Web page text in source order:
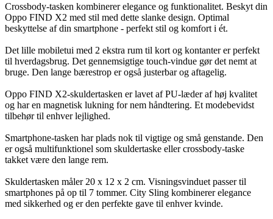
Crossbody-tasken kombinerer elegance og funktionalitet. Beskyt din
Oppo FIND X2 med stil med dette slanke design. Optimal
beskyttelse af din smartphone - perfekt stil og komfort i ét.
Det lille mobiletui med 2 ekstra rum til kort og kontanter er perfekt
til hverdagsbrug. Det gennemsigtige touch-vindue gør det nemt at
bruge. Den lange bærestrop er også justerbar og aftagelig.
Oppo FIND X2-skuldertasken er lavet af PU-læder af høj kvalitet
og har en magnetisk lukning for nem håndtering. Et modebevidst
tilbehør til enhver lejlighed.
Smartphone-tasken har plads nok til vigtige og små genstande. Den
er også multifunktionel som skuldertaske eller crossbody-taske
takket være den lange rem.
Skuldertasken måler 20 x 12 x 2 cm. Visningsvinduet passer til
smartphones på op til 7 tommer. City Sling kombinerer elegance
med sikkerhed og er den perfekte gave til enhver kvinde.